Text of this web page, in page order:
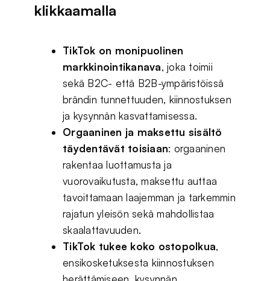
klikkaamalla
TikTok on monipuolinen
markkinointikanava, joka toimii
sekä B2C- että B2B-ympäristöissä
brändin tunnettuuden, kiinnostuksen
ja kysynnän kasvattamisessa.
Orgaaninen ja maksettu sisältö
täydentävät toisiaan: orgaaninen
rakentaa luottamusta ja
vuorovaikutusta, maksettu auttaa
tavoittamaan laajemman ja tarkemmin
rajatun yleisön sekä mahdollistaa
skaalattavuuden.
TikTok tukee koko ostopolkua,
ensikosketuksesta kiinnostuksen